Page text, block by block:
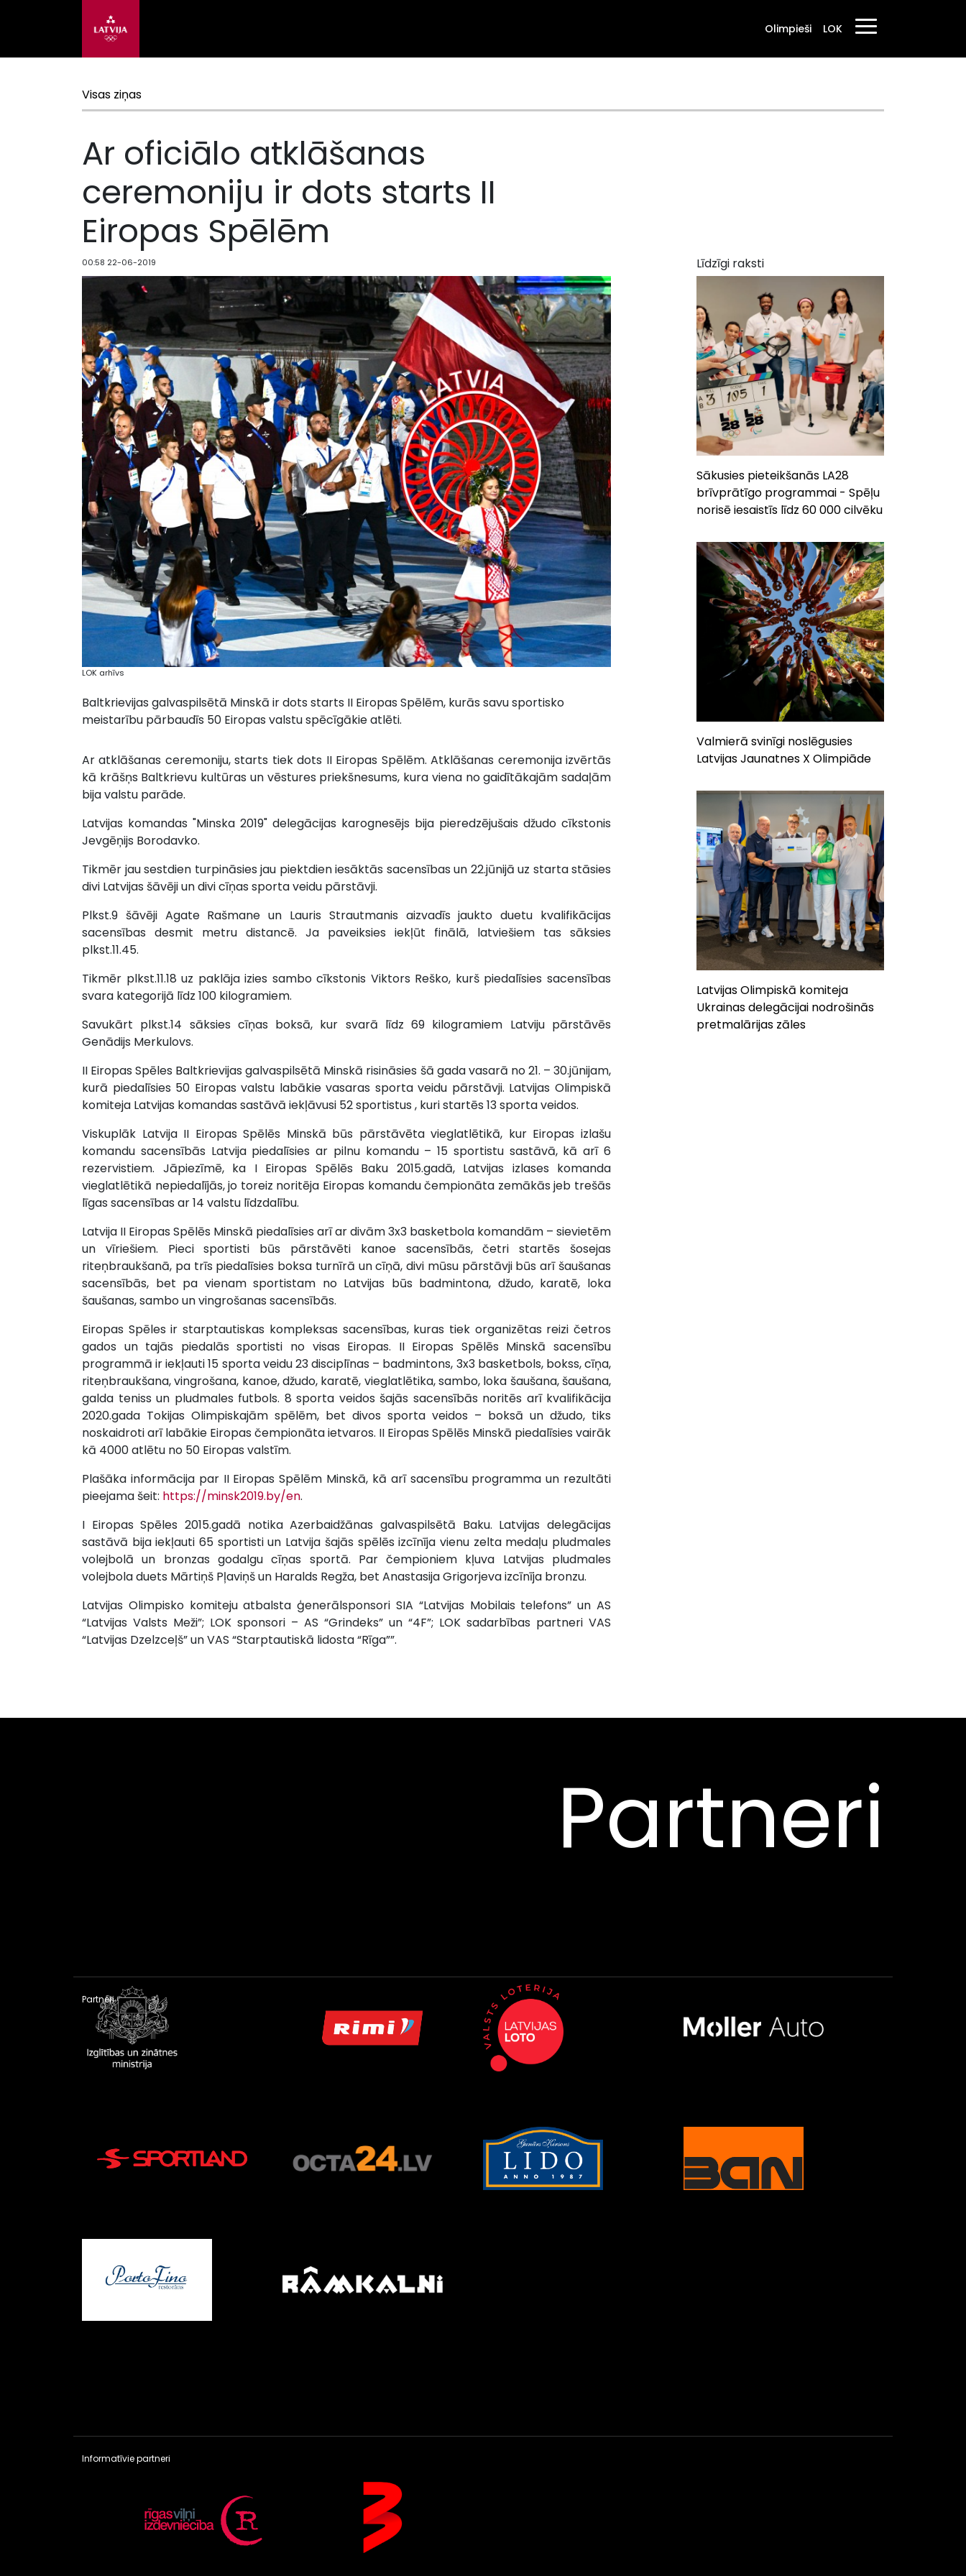
Olimpieši LOK
Visas ziņas
Ar oficiālo atklāšanas
ceremoniju ir dots starts II
Eiropas Spēlēm
00:58 22-06-2019
LOK arhīvs
Baltkrievijas galvaspilsētā Minskā ir dots starts II Eiropas Spēlēm, kurās savu sportisko
meistarību pārbaudīs 50 Eiropas valstu spēcīgākie atlēti.
Ar atklāšanas ceremoniju, starts tiek dots II Eiropas Spēlēm. Atklāšanas ceremonija izvērtās
kā krāšņs Baltkrievu kultūras un vēstures priekšnesums, kura viena no gaidītākajām sadaļām
bija valstu parāde.
Latvijas komandas "Minska 2019" delegācijas karognesējs bija pieredzējušais džudo cīkstonis
Jevgēņijs Borodavko.
Tikmēr jau sestdien turpināsies jau piektdien iesāktās sacensības un 22.jūnijā uz starta stāsies
divi Latvijas šāvēji un divi cīņas sporta veidu pārstāvji.
Plkst.9 šāvēji Agate Rašmane un Lauris Strautmanis aizvadīs jaukto duetu kvalifikācijas
sacensības desmit metru distancē. Ja paveiksies iekļūt finālā, latviešiem tas sāksies
plkst.11.45.
Tikmēr plkst.11.18 uz paklāja izies sambo cīkstonis Viktors Reško, kurš piedalīsies sacensības
svara kategorijā līdz 100 kilogramiem.
Savukārt plkst.14 sāksies cīņas boksā, kur svarā līdz 69 kilogramiem Latviju pārstāvēs
Genādijs Merkulovs.
II Eiropas Spēles Baltkrievijas galvaspilsētā Minskā risināsies šā gada vasarā no 21. – 30.jūnijam,
kurā piedalīsies 50 Eiropas valstu labākie vasaras sporta veidu pārstāvji. Latvijas Olimpiskā
komiteja Latvijas komandas sastāvā iekļāvusi 52 sportistus , kuri startēs 13 sporta veidos.
Viskuplāk Latvija II Eiropas Spēlēs Minskā būs pārstāvēta vieglatlētikā, kur Eiropas izlašu
komandu sacensībās Latvija piedalīsies ar pilnu komandu – 15 sportistu sastāvā, kā arī 6
rezervistiem. Jāpiezīmē, ka I Eiropas Spēlēs Baku 2015.gadā, Latvijas izlases komanda
vieglatlētikā nepiedalījās, jo toreiz noritēja Eiropas komandu čempionāta zemākās jeb trešās
līgas sacensības ar 14 valstu līdzdalību.
Latvija II Eiropas Spēlēs Minskā piedalīsies arī ar divām 3x3 basketbola komandām – sievietēm
un vīriešiem. Pieci sportisti būs pārstāvēti kanoe sacensībās, četri startēs šosejas
riteņbraukšanā, pa trīs piedalīsies boksa turnīrā un cīņā, divi mūsu pārstāvji būs arī šaušanas
sacensībās, bet pa vienam sportistam no Latvijas būs badmintona, džudo, karatē, loka
šaušanas, sambo un vingrošanas sacensībās.
Eiropas Spēles ir starptautiskas kompleksas sacensības, kuras tiek organizētas reizi četros
gados un tajās piedalās sportisti no visas Eiropas. II Eiropas Spēlēs Minskā sacensību
programmā ir iekļauti 15 sporta veidu 23 disciplīnas – badmintons, 3x3 basketbols, bokss, cīņa,
riteņbraukšana, vingrošana, kanoe, džudo, karatē, vieglatlētika, sambo, loka šaušana, šaušana,
galda teniss un pludmales futbols. 8 sporta veidos šajās sacensībās noritēs arī kvalifikācija
2020.gada Tokijas Olimpiskajām spēlēm, bet divos sporta veidos – boksā un džudo, tiks
noskaidroti arī labākie Eiropas čempionāta ietvaros. II Eiropas Spēlēs Minskā piedalīsies vairāk
kā 4000 atlētu no 50 Eiropas valstīm.
Plašāka informācija par II Eiropas Spēlēm Minskā, kā arī sacensību programma un rezultāti
pieejama šeit: https://minsk2019.by/en.
I Eiropas Spēles 2015.gadā notika Azerbaidžānas galvaspilsētā Baku. Latvijas delegācijas
sastāvā bija iekļauti 65 sportisti un Latvija šajās spēlēs izcīnīja vienu zelta medaļu pludmales
volejbolā un bronzas godalgu cīņas sportā. Par čempioniem kļuva Latvijas pludmales
volejbola duets Mārtiņš Pļaviņš un Haralds Regža, bet Anastasija Grigorjeva izcīnīja bronzu.
Latvijas Olimpisko komiteju atbalsta ģenerālsponsori SIA “Latvijas Mobilais telefons” un AS
“Latvijas Valsts Meži”; LOK sponsori – AS “Grindeks” un “4F”; LOK sadarbības partneri VAS
“Latvijas Dzelzceļš” un VAS “Starptautiskā lidosta “Rīga””.
Līdzīgi raksti
Sākusies pieteikšanās LA28
brīvprātīgo programmai - Spēļu
norisē iesaistīs līdz 60 000 cilvēku
Valmierā svinīgi noslēgusies
Latvijas Jaunatnes X Olimpiāde
Latvijas Olimpiskā komiteja
Ukrainas delegācijai nodrošinās
pretmalārijas zāles
Partneri
Partneri
Informatīvie partneri